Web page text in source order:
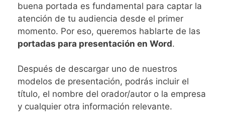
buena portada es fundamental para captar la
atención de tu audiencia desde el primer
momento. Por eso, queremos hablarte de las
portadas para presentación en Word.
Después de descargar uno de nuestros
modelos de presentación, podrás incluir el
título, el nombre del orador/autor o la empresa
y cualquier otra información relevante.